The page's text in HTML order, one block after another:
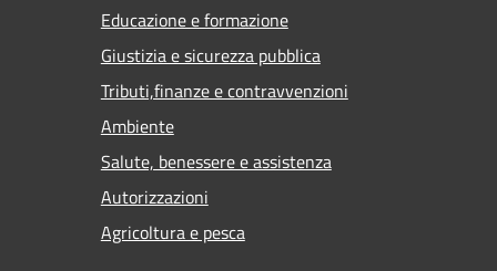
Educazione e formazione
Giustizia e sicurezza pubblica
Tributi,finanze e contravvenzioni
Ambiente
Salute, benessere e assistenza
Autorizzazioni
Agricoltura e pesca